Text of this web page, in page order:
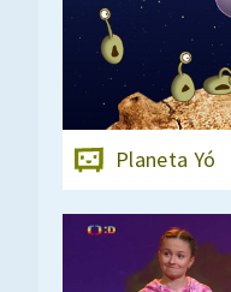
Planeta Yó